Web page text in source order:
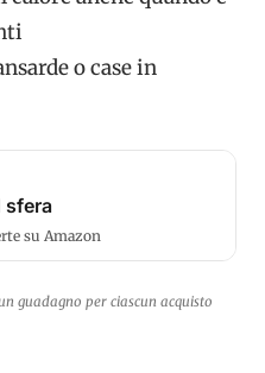
o case in
sfera
su Amazon
guadagno per ciascun acquisto